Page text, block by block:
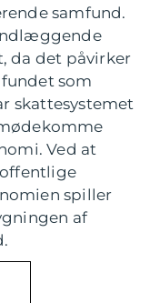
samfund.
da det påvirker
som
skattesystemet
Ved at
spiller
af